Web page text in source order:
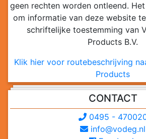
geen rechten worden ontleend.
om informatie van deze website
schriftelijke toestemming van
Products B.V.
Klik hier voor routebeschrijving
Products
CONTACT
0495 -
info@vodeg.nl